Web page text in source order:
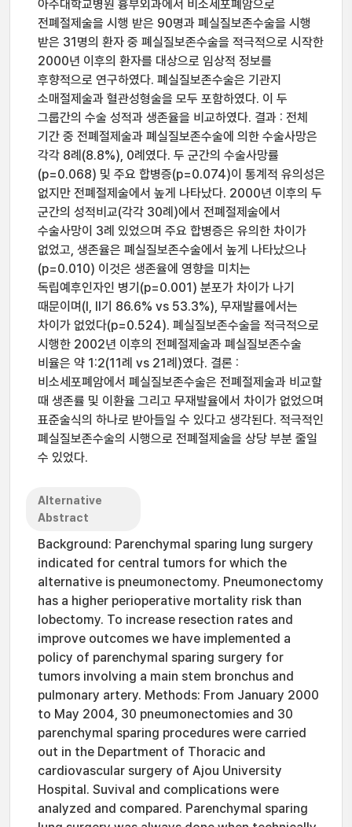
아주대학교병원 흉부외과에서 비소세포폐암으로
전폐절제술을 시행 받은 90명과 폐실질보존수술을 시행
받은 31명의 환자 중 폐실질보존수술을 적극적으로 시작한
2000년 이후의 환자를 대상으로 임상적 정보를
후향적으로 연구하였다. 폐실질보존수술은 기관지
소매절제술과 혈관성형술을 모두 포함하였다. 이 두
그룹간의 수술 성적과 생존율을 비교하였다. 결과 : 전체
기간 중 전폐절제술과 폐실질보존수술에 의한 수술사망은
각각 8례(8.8%), 0례였다. 두 군간의 수술사망률
(p=0.068) 및 주요 합병증(p=0.074)이 통계적 유의성은
없지만 전폐절제술에서 높게 나타났다. 2000년 이후의 두
군간의 성적비교(각각 30례)에서 전폐절제술에서
수술사망이 3례 있었으며 주요 합병증은 유의한 차이가
없었고, 생존율은 폐실질보존수술에서 높게 나타났으나
(p=0.010) 이것은 생존율에 영향을 미치는
독립예후인자인 병기(p=0.001) 분포가 차이가 나기
때문이며(I, II기 86.6% vs 53.3%), 무재발률에서는
차이가 없었다(p=0.524). 폐실질보존수술을 적극적으로
시행한 2002년 이후의 전폐절제술과 폐실질보존수술
비율은 약 1:2(11례 vs 21례)였다. 결론 :
비소세포폐암에서 폐실질보존수술은 전폐절제술과 비교할
때 생존률 및 이환율 그리고 무재발율에서 차이가 없었으며
표준술식의 하나로 받아들일 수 있다고 생각된다. 적극적인
폐실질보존수술의 시행으로 전폐절제술을 상당 부분 줄일
수 있었다.
Alternative
Abstract
Background: Parenchymal sparing lung surgery
indicated for central tumors for which the
alternative is pneumonectomy. Pneumonectomy
has a higher perioperative mortality risk than
lobectomy. To increase resection rates and
improve outcomes we have implemented a
policy of parenchymal sparing surgery for
tumors involving a main stem bronchus and
pulmonary artery. Methods: From January 2000
to May 2004, 30 pneumonectomies and 30
parenchymal sparing procedures were carried
out in the Department of Thoracic and
cardiovascular surgery of Ajou University
Hospital. Suvival and complications were
analyzed and compared. Parenchymal sparing